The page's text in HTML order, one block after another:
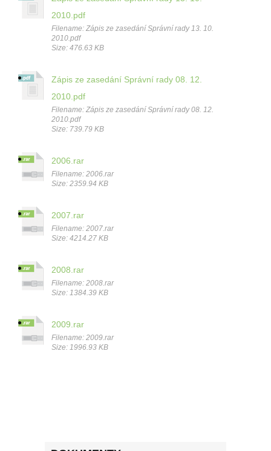
2010.pdf
Filename: Zápis ze zasedání Správní rady 13. 10.
2010.pdf
Size: 476.63 KB
Zápis ze zasedání Správní rady 08. 12.
2010.pdf
Filename: Zápis ze zasedání Správní rady 08. 12.
2010.pdf
Size: 739.79 KB
2006.rar
Filename: 2006.rar
Size: 2359.94 KB
2007.rar
Filename: 2007.rar
Size: 4214.27 KB
2008.rar
Filename: 2008.rar
Size: 1384.39 KB
2009.rar
Filename: 2009.rar
Size: 1996.93 KB